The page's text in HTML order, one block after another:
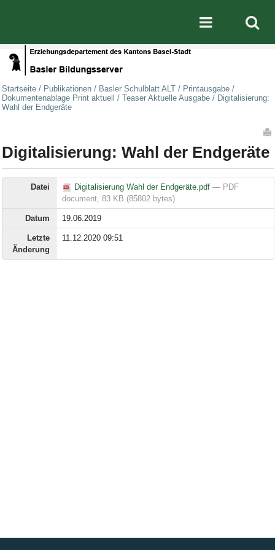
Mobile
Startseite / Publikationen / Basler Schulblatt ALT / Printausgabe /
Dokumentenablage Print aktuell
/ Teaser Aktuelle Ausgabe / Digitalisierung:
Wahl der Endgeräte
Digitalisierung: Wahl der Endgeräte
Datei Digitalisierung Wahl der Endgeräte.pdf— PDF
document, 83 KB (85802 bytes)
Datum 19.06.2019
Letzte
Änderung
11.12.2020 09:51